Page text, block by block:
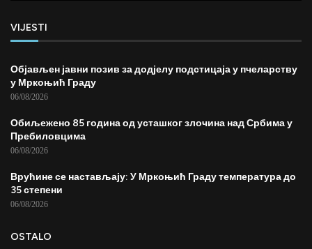
VIJESTI
Објављен јавни позив за додјелу подстицаја у пчеларству
у Мркоњић Граду
06/08/2026
Обиљежено 85 година од усташког злочина над Србима у
Пребиловцима
06/08/2026
Врућине се настављају: У Мркоњић Граду температура до
35 степени
06/08/2026
OSTALO